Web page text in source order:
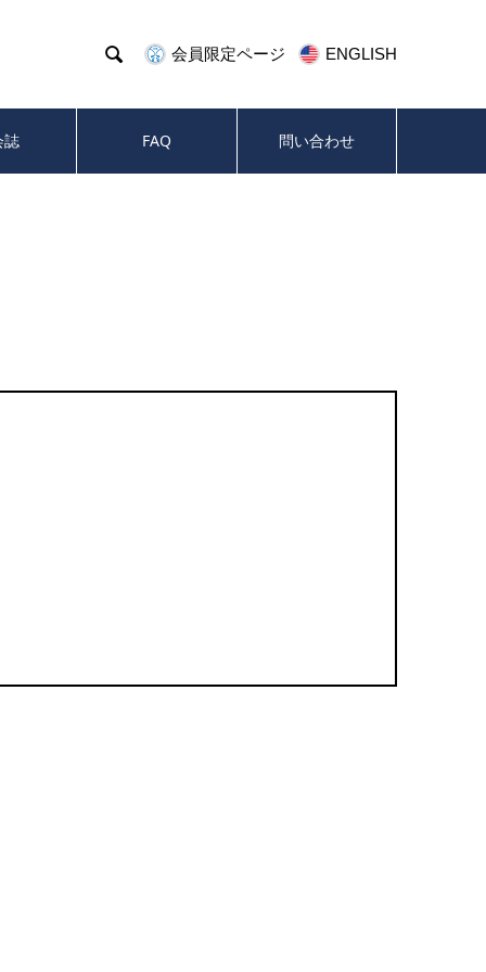
 会員限定ページ ENGLISH
誌 FAQ 問い合わせ